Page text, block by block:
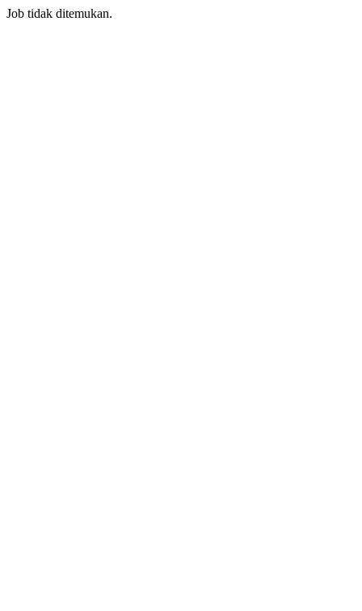
Job tidak ditemukan.